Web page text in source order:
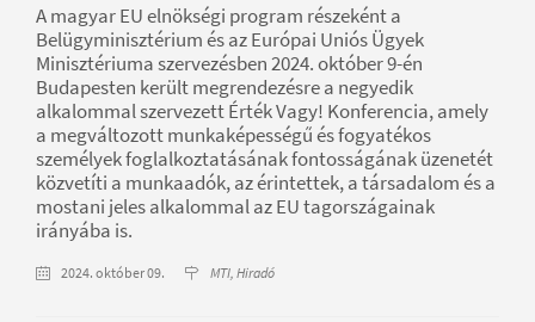
A magyar EU elnökségi program részeként a
Belügyminisztérium és az Európai Uniós Ügyek
Minisztériuma szervezésben 2024. október 9-én
Budapesten került megrendezésre a negyedik
alkalommal szervezett Érték Vagy! Konferencia, amely
a megváltozott munkaképességű és fogyatékos
személyek foglalkoztatásának fontosságának üzenetét
közvetíti a munkaadók, az érintettek, a társadalom és a
mostani jeles alkalommal az EU tagországainak
irányába is.
2024. október 09. MTI, Hiradó